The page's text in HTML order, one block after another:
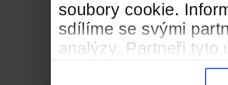
soubory cookie.
sdílíme se svými
analýzy. Partneři tyto
informacemi, které